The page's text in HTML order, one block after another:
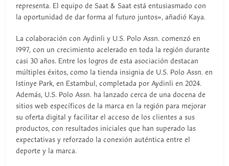
representa. El equipo de Saat & Saat está entusiasmado con
la oportunidad de dar forma al futuro juntos», añadió Kaya.
La colaboración con Aydinli y U.S. Polo Assn. comenzó en
1997, con un crecimiento acelerado en toda la región durante
casi 30 años. Entre los logros de esta asociación destacan
múltiples éxitos, como la tienda insignia de U.S. Polo Assn. en
Istinye Park, en Estambul, completada por Aydinli en 2024.
Además, U.S. Polo Assn. ha lanzado cerca de una docena de
sitios web específicos de la marca en la región para mejorar
su oferta digital y facilitar el acceso de los clientes a sus
productos, con resultados iniciales que han superado las
expectativas y reforzado la conexión auténtica entre el
deporte y la marca.